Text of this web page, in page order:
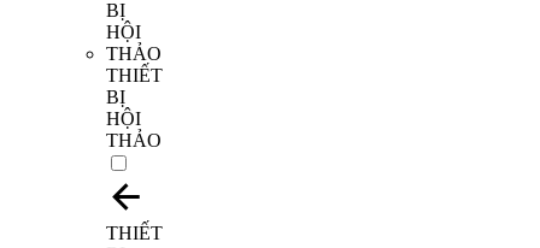
THIẾT
BỊ
HỘI
THẢO
THIẾT